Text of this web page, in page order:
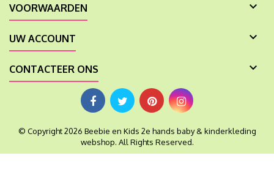
VOORWAARDEN 
UW ACCOUNT 
CONTACTEER ONS 
© Copyright 2026 Beebie en Kids 2e hands baby & kinderkleding
webshop. All Rights Reserved.